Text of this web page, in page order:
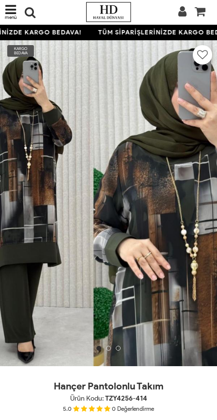
menü
KARGO BEDAVA! TÜM SİPARİŞLERİNİZDE KARGO
KARGO
BEDAVA
Hançer Pantolonlu Takım
Ürün Kodu:TZY4256-414
5.0 0 Değerlendirme